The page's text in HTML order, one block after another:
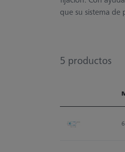
que su sistema de
5 productos